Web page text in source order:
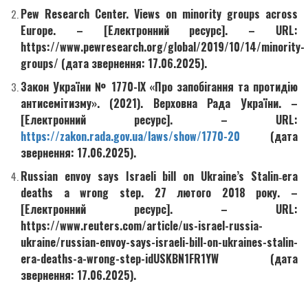
Pew Research Center. Views on minority groups across
Europe. – [Електронний ресурс]. – URL:
https://www.pewresearch.org/global/2019/10/14/minority-
groups/ (дата звернення: 17.06.2025).
Закон України № 1770-ІХ «Про запобігання та протидію
антисемітизму». (2021). Верховна Рада України. –
[Електронний ресурс]. – URL:
https://zakon.rada.gov.ua/laws/show/1770-20 (дата
звернення: 17.06.2025).
Russian envoy says Israeli bill on Ukraine’s Stalin‑era
deaths a wrong step. 27 лютого 2018 року. –
[Електронний ресурс]. – URL:
https://www.reuters.com/article/us-israel-russia-
ukraine/russian-envoy-says-israeli-bill-on-ukraines-stalin-
era-deaths-a-wrong-step-idUSKBN1FR1YW (дата
звернення: 17.06.2025).